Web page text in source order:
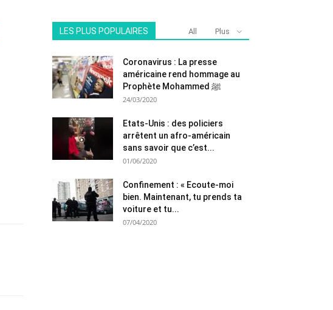
LES PLUS POPULAIRES All Plus
Coronavirus : La presse
américaine rend hommage au
Prophète Mohammed ﷺ
24/03/2020
Etats-Unis : des policiers
arrêtent un afro-américain
sans savoir que c’est...
01/06/2020
Confinement : « Ecoute-moi
bien. Maintenant, tu prends ta
voiture et tu...
07/04/2020